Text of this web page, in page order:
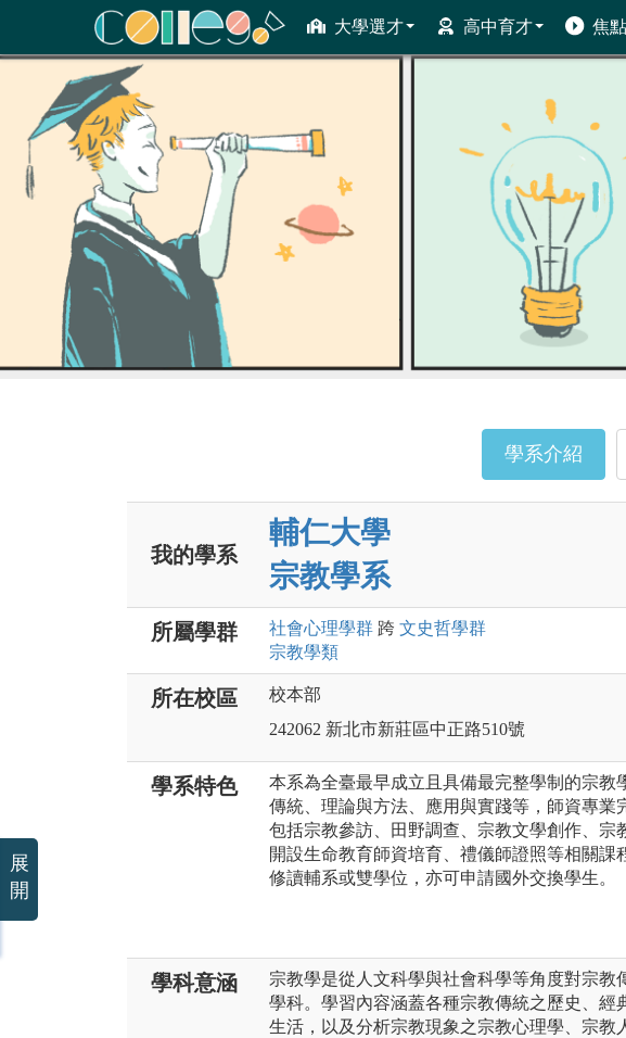
大學選才 高中育才 焦
ColleGo! 大學選才與高中育才輔助系統
學系介紹
我的學系
輔仁大學
宗教學系
所屬學群 社會心理學群 跨 文史哲學群
宗教學類
所在校區
校本部
242062 新北市新莊區中正路510號
學系特色
本系為全臺最早成立且具備最完整學制的宗教
傳統、理論與方法、應用與實踐等，師資專業
包括宗教參訪、田野調查、宗教文學創作、宗
開設生命教育師資培育、禮儀師證照等相關課
修讀輔系或雙學位，亦可申請國外交換學生。
學科意涵
宗教學是從人文科學與社會科學等角度對宗教
學科。學習內容涵蓋各種宗教傳統之歷史、經
生活，以及分析宗教現象之宗教心理學、宗教
展
開